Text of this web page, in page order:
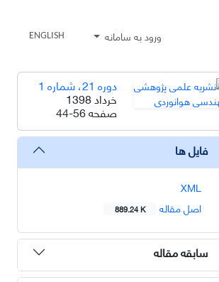
ورود به سامانه ENGLISH
دوره 21، شماره 1
خرداد 1398
صفحه44-56
فایل ها
XML
اصل مقاله
889.24 K
سابقه مقاله